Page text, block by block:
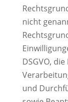
nicht
DSGVO,
und